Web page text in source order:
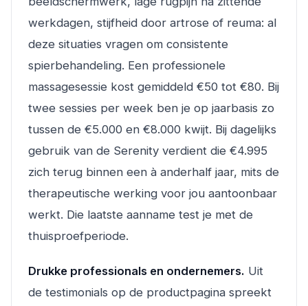
werkdagen, stijfheid door artrose of reuma: al
deze situaties vragen om consistente
spierbehandeling. Een professionele
massagesessie kost gemiddeld €50 tot €80. Bij
twee sessies per week ben je op jaarbasis zo
tussen de €5.000 en €8.000 kwijt. Bij dagelijks
gebruik van de Serenity verdient die €4.995
zich terug binnen een à anderhalf jaar, mits de
therapeutische werking voor jou aantoonbaar
werkt. Die laatste aanname test je met de
thuisproefperiode.
Drukke professionals en ondernemers. Uit
de testimonials op de productpagina spreekt